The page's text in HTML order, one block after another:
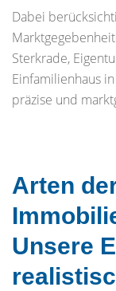
Dabei
Sterkrade,
Einfamilienhaus
präzise und
Arten
Unsere